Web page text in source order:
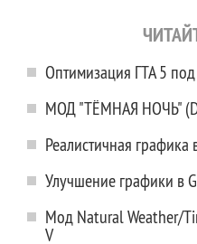
Оптимизация ГТА 5
МОД "ТЁМНАЯ НОЧЬ"
Реалистичная графика
Улучшение графики в
Мод Natural Weather/
V